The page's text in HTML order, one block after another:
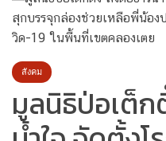
สังคม
มูลนิธิป่อเต็